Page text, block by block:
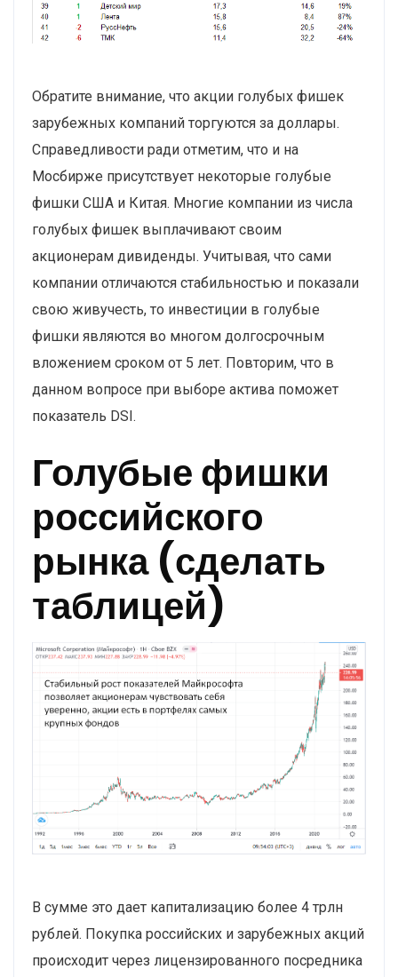
Обратите внимание, что акции голубых фишек
зарубежных компаний торгуются за доллары.
Справедливости ради отметим, что и на
Мосбирже присутствует некоторые голубые
фишки США и Китая. Многие компании из числа
голубых фишек выплачивают своим
акционерам дивиденды. Учитывая, что сами
компании отличаются стабильностью и показали
свою живучесть, то инвестиции в голубые
фишки являются во многом долгосрочным
вложением сроком от 5 лет. Повторим, что в
данном вопросе при выборе актива поможет
показатель DSI.
Голубые фишки
российского
рынка (сделать
таблицей)
В сумме это дает капитализацию более 4 трлн
рублей. Покупка российских и зарубежных акций
происходит через лицензированного посредника